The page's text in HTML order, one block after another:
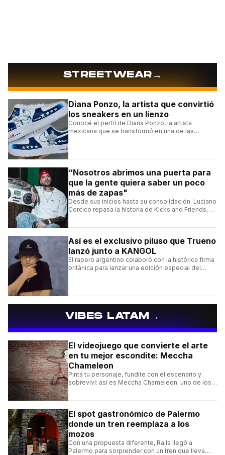
STREETWEAR→
Diana Ponzo, la artista que convirtió
los sneakers en un lienzo
Conocé el perfil de Diana Ponzo, la artista
mexicana que se transformó en una de las
“Nosotros abrimos una puerta para
que la gente quiera saber un poco
más de zapas"
Desde sus inicios hasta su consolidación. Luciano
Corcico repasa la historia de Kicks and Friends, el
Así es el exclusivo piluso que Trueno
lanzó junto a KANGOL
El rapero argentino colaboró con la histórica firma
británica para lanzar una edición especial del
VIBES LATAM→
El videojuego que convierte el arte
en tu mejor escondite: Meccha
Chameleon
Pintá tu personaje, fundite con el escenario y
sobreviví: así es Meccha Chameleon, uno de los
El spot gastronómico de Palermo
donde un tren reemplaza a los
mozos
Con una propuesta diferente, Rails llegó a
Palermo para sorprender con un tren que lleva